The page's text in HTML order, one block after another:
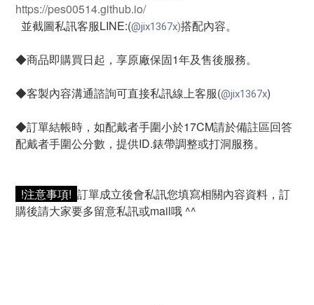
https://pes00514.github.io/
  並截圖私訊客服LINE:(
@jix1367x)搭配內容。
◆商品即購買日起，享原廠保固1年及售後服務。
◆客製內容溝通諮詢可直接私訊線上客服(@jix1367x)
◆訂單結帳時，如配戴者手圍小於17CM請於備註區回答
配戴者手圍公分數，提供ID.錶帶調整或打洞服務。
  !注意事項!
訂單成立後會私訊您填寫相關內容資料，訂
購後請大家要多留意私訊或mail哦 ^^